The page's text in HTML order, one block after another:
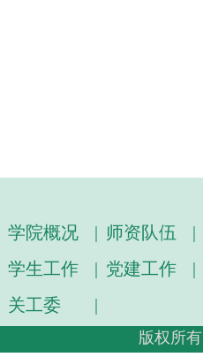
学院概况 | 师资队伍 |
学生工作
| 党建工作 |
关工委
|
版权所